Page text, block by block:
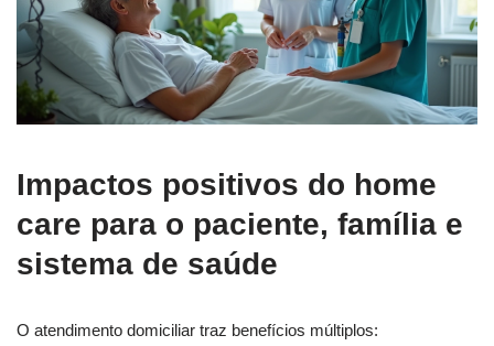
Impactos positivos do home
care para o paciente, família e
sistema de saúde
O atendimento domiciliar traz benefícios múltiplos: